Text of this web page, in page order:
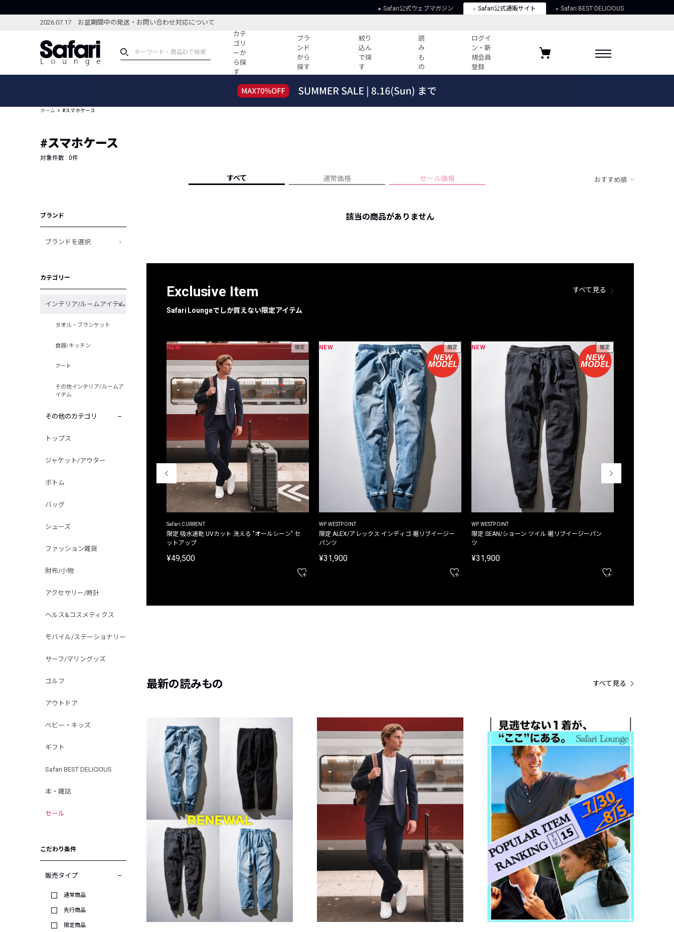
Safari公式ウェブマガジン Safari公式通販サイト Safari BEST DELICIOUS
2026.07.17 お盆期間中の発送・お問い合わせ対応について
カテ
ゴリ
ーか
ら探
す
ブラ
ンド
から
探す
絞り
込ん
で探
す
読
み
も
の
ログイ
ン・新
規会員
登録
ブランドから探す
新着アイテム
編集部のおすすめアイテム
すべての記事
人気記事ランキング
フォーカスブランド
プライバシーポリシー
お気に入りブランド
ホーム #スマホケース
#スマホケース
対象件数 : 0件
すべて 通常価格 セール価格 おすすめ順
ブランド
ブランドを選択
カテゴリー
インテリア/ルームアイテム
タオル・ブランケット
食器/キッチン
アート
その他インテリア/ルームア
イテム
その他のカテゴリ
トップス
ジャケット/アウター
ボトム
バッグ
シューズ
ファッション雑貨
財布/小物
アクセサリー/時計
ヘルス&コスメティクス
モバイル/ステーショナリー
サーフ/マリングッズ
ゴルフ
アウトドア
ベビー・キッズ
ギフト
Safari BEST DELICIOUS
本・雑誌
セール
こだわり条件
販売タイプ
通常商品
先行商品
限定商品
該当の商品がありません
Exclusive Item
Safari Loungeでしか買えない限定アイテム
すべて見る
NEW 限定
Safari CURRENT
限定 吸水速乾 UVカット 洗える "オールシーン" セ
ットアップ
¥49,500
NEW 限定
WP WESTPOINT
限定 ALEX/アレックス インディゴ 裾リブイージー
パンツ
¥31,900
NEW 限定
WP WESTPOINT
限定 SEAN/ショーン ツイル 裾リブイージーパン
ツ
¥31,900
最新の読みもの すべて見る